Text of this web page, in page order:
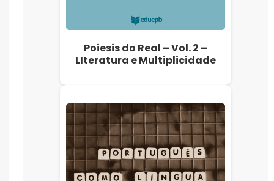
Poiesis do Real – Vol. 2 –
LIteratura e Multiplicidade